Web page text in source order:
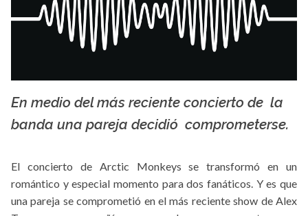
La X mas música
En medio del más reciente concierto de la
banda una pareja decidió comprometerse.
El concierto de Arctic Monkeys se transformó en un
romántico y especial momento para dos fanáticos. Y es que
una pareja se comprometió en el más reciente show de Alex